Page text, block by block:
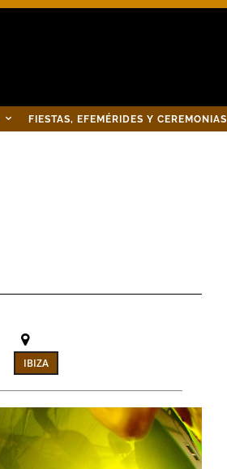
FIESTAS, EFEMÉRIDES Y CEREMONIAS
IBIZA